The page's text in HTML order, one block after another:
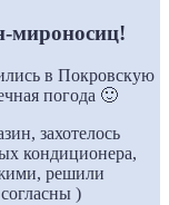
мироносиц!
в Покровскую
погода 🙂
захотелось
кондиционера,
решили
)